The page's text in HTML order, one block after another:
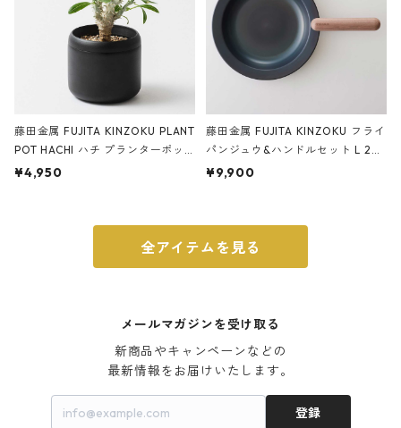
藤田金属 FUJITA KINZOKU PLANT
POT HACHI ハチ プランターポッ
ト 3号 ブラック
¥4,950
藤田金属 FUJITA KINZOKU フライ
パンジュウ&ハンドルセット L 24c
m ガス火・IH対応 鉄フライパン
¥9,900
全アイテムを見る
メールマガジンを受け取る
新商品やキャンペーンなどの
最新情報をお届けいたします。
登録